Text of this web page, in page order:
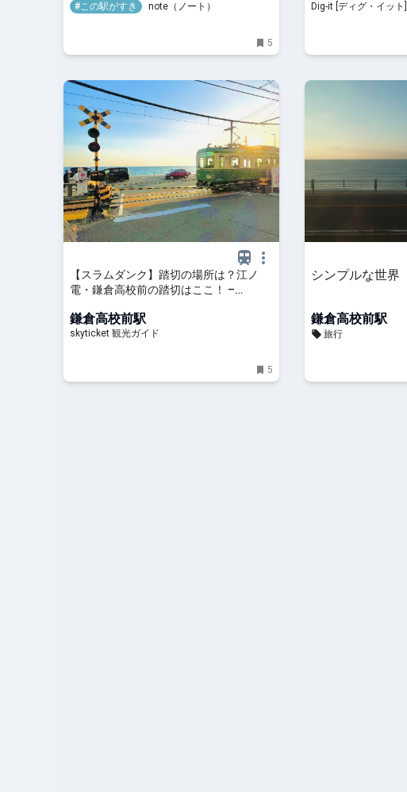
#この駅がすき note（ノート）
5
Dig-it [ディグ・イット]
【スラムダンク】踏切の場所は？江ノ
電・鎌倉高校前の踏切はここ！ –
鎌倉高校前駅
skyticket 観光ガイド
5
シンプルな世界
鎌倉高校前駅
旅行